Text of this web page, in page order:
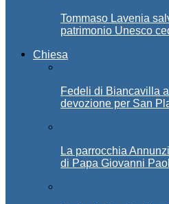
Tommaso Lavenia
patrimonio Unesco
Chiesa
Fedeli di Biancavilla
devozione per San
La parrocchia
di Papa Giovanni